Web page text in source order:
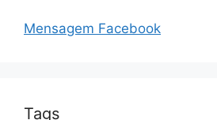
Mensagem Facebook
Tags